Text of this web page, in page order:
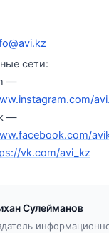
сети:
—
—
vk.com/avi_kz
Сулейманов